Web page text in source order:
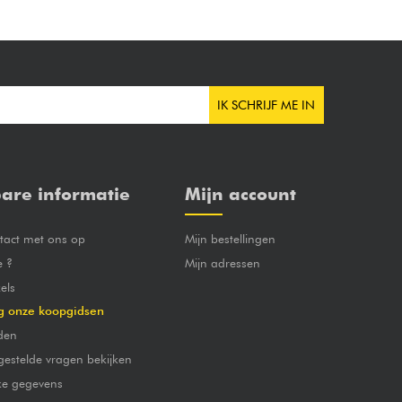
IK SCHRIJF ME IN
informatie
met ons op
?
onze koopgidsen
vragen bekijken
gegevens
Mijn account
Mijn bestellingen
Mijn adressen